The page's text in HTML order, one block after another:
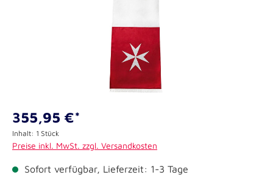
355,95 €*
Inhalt: 1 Stück
Preise inkl. MwSt. zzgl. Versandkosten
Sofort verfügbar, Lieferzeit: 1-3 Tage